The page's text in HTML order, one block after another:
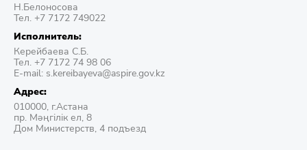
Н.Белоносова
Тел. +7 7172 749022
Исполнитель:
Керейбаева С.Б.
Тел. +7 7172 74 98 06
E-mail: s.kereibayeva@aspire.gov.kz
Адрес:
010000, г.Астана
пр. Мәңгілік ел, 8
Дом Министерств, 4 подъезд